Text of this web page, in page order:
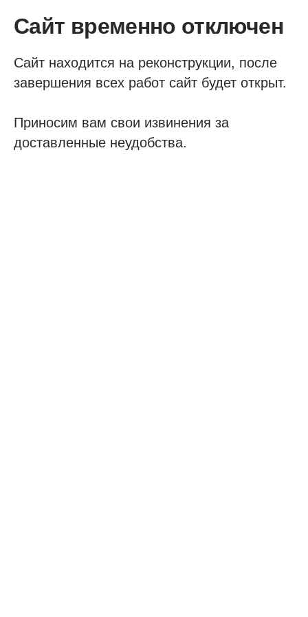
Сайт временно отключен
Сайт находится на реконструкции, после
завершения всех работ сайт будет открыт.
Приносим вам свои извинения за
доставленные неудобства.